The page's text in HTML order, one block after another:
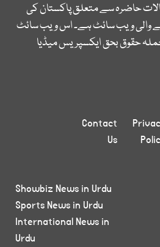
حاضرہ سے متعلق پاکستان کی
والی ویب سائٹ ہے۔ اس ویب سائٹ
حقوق بحق ایکسپریس میڈیا
Contact
Us
Showbiz News in Urdu
Sports News in Urdu
International News in
Urdu